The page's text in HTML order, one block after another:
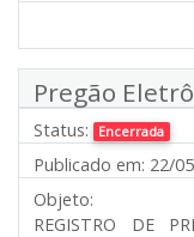
Pregão
Status: Encerrada
Publicado em: 22/
Objeto:
REGISTRO DE